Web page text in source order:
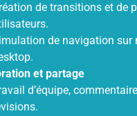
de transitions et de
de navigation sur
et partage
d’équipe,